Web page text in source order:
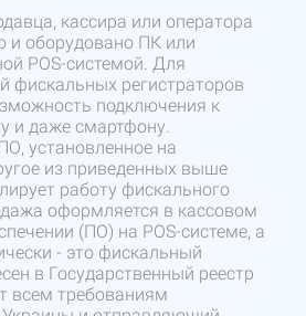
кассира или оператора
и оборудовано ПК или
POS-системой. Для
фискальных регистраторов
подключения к
и даже смартфону.
установленное на
из приведенных выше
работу фискального
оформляется в кассовом
(ПО) на POS-системе, а
- это фискальный
в Государственный реестр
всем требованиям